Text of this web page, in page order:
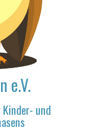
e.V.
und